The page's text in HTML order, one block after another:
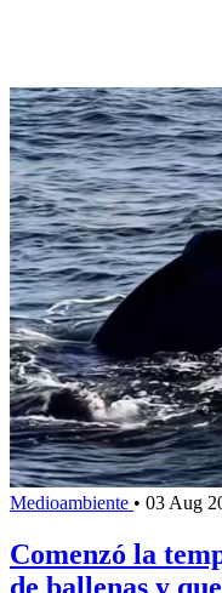
Medioambiente • 03 Aug
Comenzó la
de ballenas y